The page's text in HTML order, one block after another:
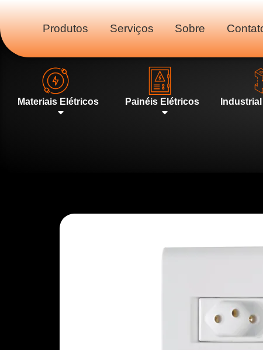
Produtos Serviços Sobre
Materiais Elétricos Painéis Elétricos